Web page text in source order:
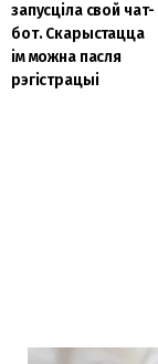
запусціла свой чат-
бот. Скарыстацца
ім можна пасля
рэгістрацыі